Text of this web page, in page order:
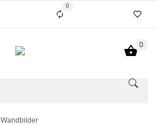
0
0
Wandbilder